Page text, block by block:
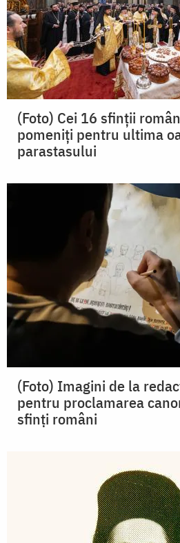
(Foto) Cei 16 sfinții
pomeniți pentru ultima
parastasului
(Foto) Imagini de la
pentru proclamarea
sfinți români